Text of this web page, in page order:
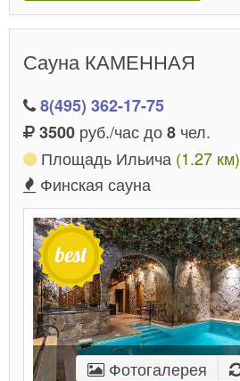
Сауна КАМЕННАЯ
8(495) 362-17-75
3500 руб./час до8 чел.
Площадь Ильича (1.27 км)
Финская сауна
Фотогалерея